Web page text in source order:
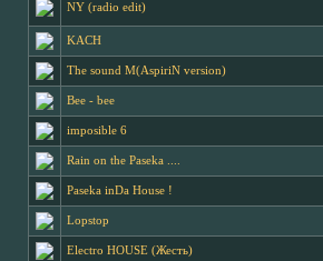
NY (radio edit)
KACH
The sound M(AspiriN version)
Bee - bee
imposible 6
Rain on the Paseka ....
Paseka inDa House !
Lopstop
Electro HOUSE (Жесть)